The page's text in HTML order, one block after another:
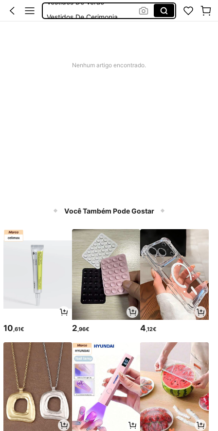
Nenhum artigo encontrado.
Você Também Pode Gostar
10 ,61€ 2 ,96€ 4 ,12€